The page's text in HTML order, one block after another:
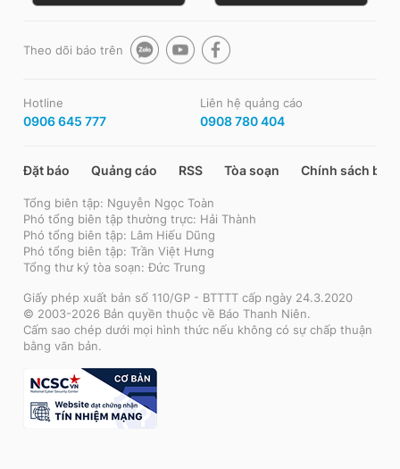
Theo dõi báo trên
Hotline
0906 645 777
Liên hệ quảng cáo
0908 780 404
Đặt báo Quảng cáo RSS Tòa soạn Chính sách bảo
Tổng biên tập: Nguyễn Ngọc Toàn
Phó tổng biên tập thường trực: Hải Thành
Phó tổng biên tập: Lâm Hiếu Dũng
Phó tổng biên tập: Trần Việt Hưng
Tổng thư ký tòa soạn: Đức Trung
Giấy phép xuất bản số 110/GP - BTTTT cấp ngày 24.3.2020
© 2003-2026 Bản quyền thuộc về Báo Thanh Niên.
Cấm sao chép dưới mọi hình thức nếu không có sự chấp thuận
bằng văn bản.